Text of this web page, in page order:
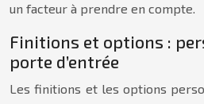
un facteur à prendre en compte.
Finitions et options :
porte d’entrée
Les finitions et les options